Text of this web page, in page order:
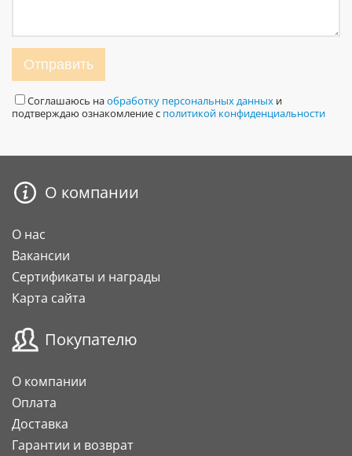
Отправить
Соглашаюсь наобработку персональных данных и
подтверждаю ознакомление с политикой конфиденциальности
О компании
О нас
Вакансии
Сертификаты и награды
Карта сайта
Покупателю
О компании
Оплата
Доставка
Гарантии и возврат